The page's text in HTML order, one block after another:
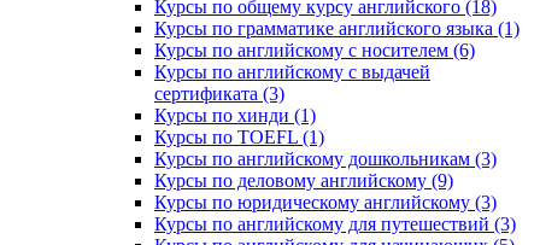
Курсы по общему курсу английского (18)
Курсы по грамматике английского языка (1)
Курсы по английскому с носителем (6)
Курсы по английскому с выдачей
сертификата (3)
Курсы по хинди (1)
Курсы по TOEFL (1)
Курсы по английскому дошкольникам (3)
Курсы по деловому английскому (9)
Курсы по юридическому английскому (3)
Курсы по английскому для путешествий (3)